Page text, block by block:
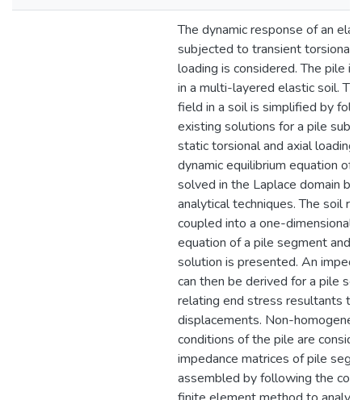
The dynamic response of an
subjected to transient torsional
loading is considered. The pile
in a multi-layered elastic soil.
field in a soil is simplified by
existing solutions for a pile
static torsional and axial loading.
dynamic equilibrium equation of
solved in the Laplace domain by
analytical techniques. The soil
coupled into a one-dimensional
equation of a pile segment and
solution is presented. An
can then be derived for a pile
relating end stress resultants to
displacements. Non-
conditions of the pile are
impedance matrices of pile
assembled by following the